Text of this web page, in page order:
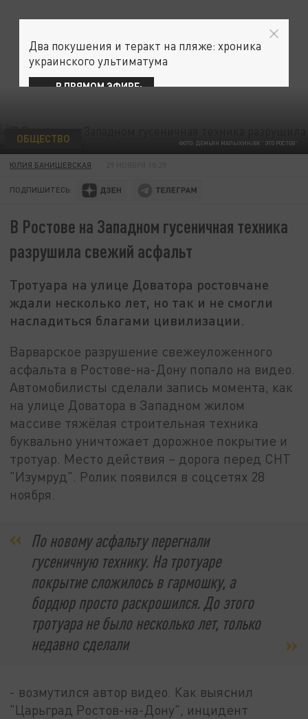
ФОТО: ДЕМЬЯН МАЛЫХИН/ВК "ЭТО РОСТОВ"
ОБЩЕСТВО
ЮЛИЯ БАНИШЕВСКАЯ
ПОДПИШИТЕСЬ:
В Ростове на Западном гусеничная техника
разрушила свежий асфальт
Тротуара на улице Доватора ростовчане
ждали несколько лет, но так и не смогли
насладиться благами цивилизации.
Варварское разрушение свежеуложенного
асфальта в Ростове-на-Дону попало на видео.
Автомобилисты сделали запись момента, как
на улице Доватора в Западном жилом
массиве тяжёлая строительная техника
буквально уничтожает дорожное покрытие и
тротуар. Место действия – дорога перед СНТ
"Изумруд". Ролик появился в соцсетях 28
ноября.
По новому асфальту перегнали
гусеничную технику. На тротуаре
покрытие сложилось в гармошку, а
бордюр просто раскрошился. До этого
тротуара не было несколько лет, только
недавно сделали
- возмутился автор видео. Как выяснил
"Царьград Ростов-на-Дону", инцидент
Два покушения и теракт на пляже: хроника
украинского ультиматума
В ПРЯМОМ ЭФИРЕ: